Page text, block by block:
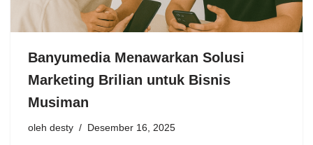
Banyumedia Menawarkan Solusi
Marketing Brilian untuk Bisnis
Musiman
oleh desty Desember 16, 2025